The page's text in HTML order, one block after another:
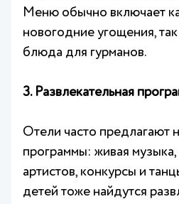
Меню обычно включает
новогодние угощения,
блюда для гурманов.
3. Развлекательная
Отели часто предлагают
программы: живая музыка,
артистов, конкурсы и
детей тоже найдутся